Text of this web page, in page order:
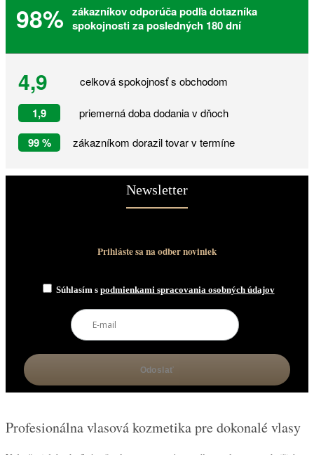
98% zákazníkov odporúča podľa dotazníka
spokojnosti za posledných 180 dní
4,9 celková spokojnosť s obchodom
1,9 priemerná doba dodania v dňoch
99 % zákazníkom dorazil tovar v termíne
Newsletter
Prihláste sa na odber noviniek
Súhlasím s podmienkami spracovania osobných údajov
Profesionálna vlasová kozmetika pre dokonalé vlasy